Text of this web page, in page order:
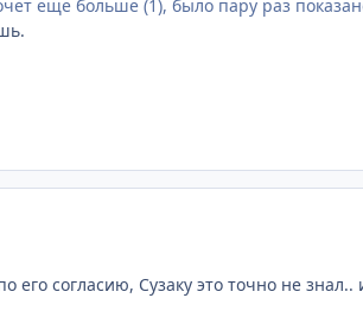
еще больше (1), было пару раз
согласию, Сузаку это точно не